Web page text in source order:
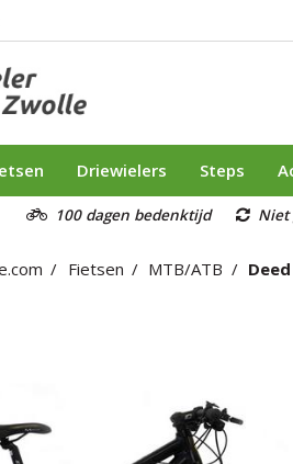
Driewielers Steps
100 dagen bedenktijd Niet
Fietsen MTB/ATB